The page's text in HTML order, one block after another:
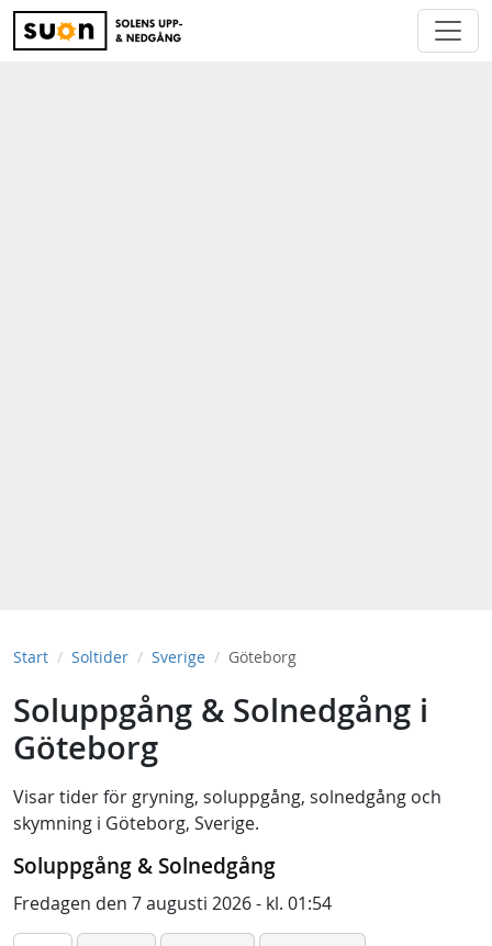
Start Soltider Sverige Göteborg
Soluppgång & Solnedgång i
Göteborg
Visar tider för gryning, soluppgång, solnedgång och
skymning i Göteborg, Sverige.
Soluppgång & Solnedgång
Fredagen den 7 augusti 2026 - kl. 01:54